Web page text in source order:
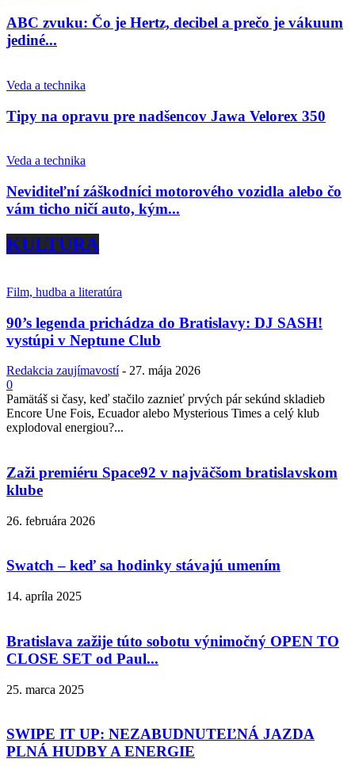
ABC zvuku: Čo je Hertz, decibel a prečo je vákuum
jediné...
Veda a technika
Tipy na opravu pre nadšencov Jawa Velorex 350
Veda a technika
Neviditeľní záškodníci motorového vozidla alebo čo
vám ticho ničí auto, kým...
KULTÚRA
Film, hudba a literatúra
90’s legenda prichádza do Bratislavy: DJ SASH!
vystúpi v Neptune Club
Redakcia zaujímavostí - 27. mája 2026
0
Pamätáš si časy, keď stačilo zaznieť prvých pár sekúnd skladieb
Encore Une Fois, Ecuador alebo Mysterious Times a celý klub
explodoval energiou?...
Zaži premiéru Space92 v najväčšom bratislavskom
klube
26. februára 2026
Swatch – keď sa hodinky stávajú umením
14. apríla 2025
Bratislava zažije túto sobotu výnimočný OPEN TO
CLOSE SET od Paul...
25. marca 2025
SWIPE IT UP: NEZABUDNUTEĽNÁ JAZDA
PLNÁ HUDBY A ENERGIE